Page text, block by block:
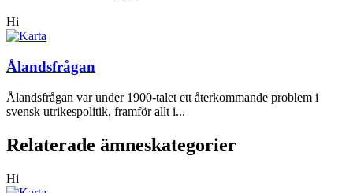
Hi
Ålandsfrågan
Ålandsfrågan var under 1900-talet ett återkommande problem i
svensk utrikespolitik, framför allt i...
Relaterade ämneskategorier
Hi